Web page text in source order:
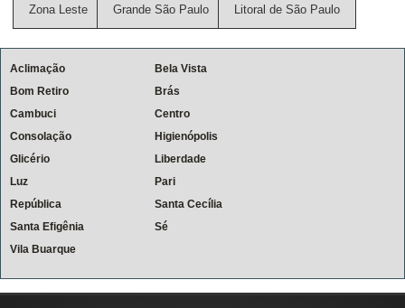
Zona Leste Grande São Paulo Litoral de São Paulo
Aclimação
Bela Vista
Bom Retiro
Brás
Cambuci
Centro
Consolação
Higienópolis
Glicério
Liberdade
Luz
Pari
República
Santa Cecília
Santa Efigênia
Sé
Vila Buarque